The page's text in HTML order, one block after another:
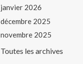
janvier 2026
décembre 2025
novembre 2025
Toutes les archives